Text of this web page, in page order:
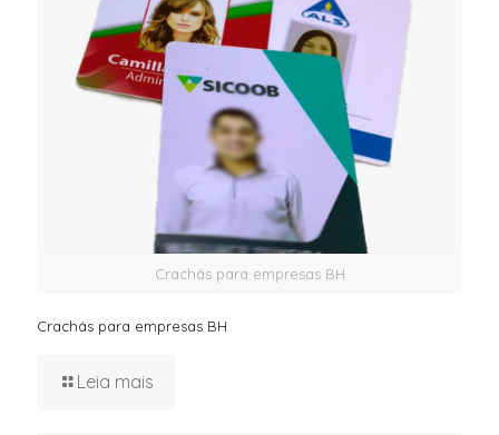
Crachás para empresas BH
Crachás para empresas BH
Leia mais